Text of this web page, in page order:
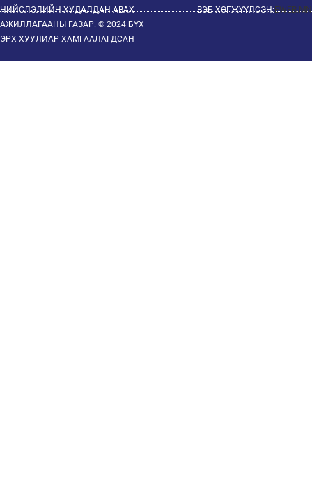
НИЙСЛЭЛИЙН ХУДАЛДАН АВАХ
АЖИЛЛАГААНЫ ГАЗАР. © 2024 БҮХ
ЭРХ ХУУЛИАР ХАМГААЛАГДСАН
ВЭБ ХӨГЖҮҮЛСЭН:EWEB.MN